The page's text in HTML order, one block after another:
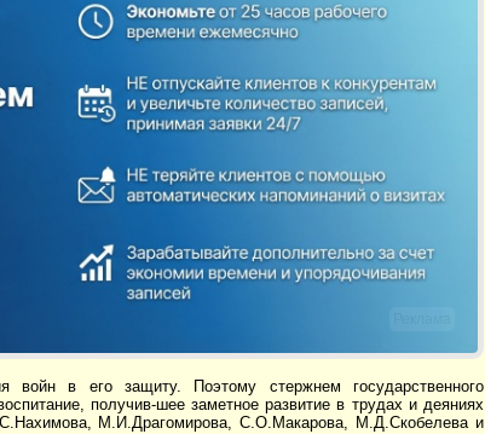
войн в его защиту. Поэтому стержнем государственного
получив-шее заметное развитие в трудах и деяниях
М.И.Драгомирова, С.О.Макарова, М.Д.Скобелева и